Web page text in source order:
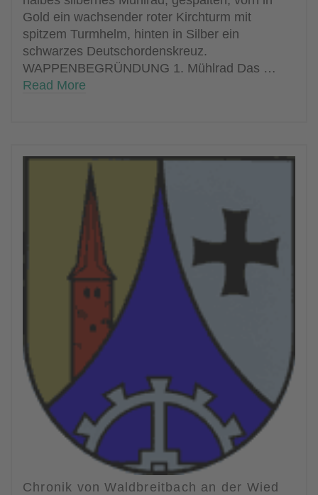
Gold ein wachsender roter Kirchturm mit
spitzem Turmhelm, hinten in Silber ein
schwarzes Deutschordenskreuz.
WAPPENBEGRÜNDUNG 1. Mühlrad Das …
Read More
Chronik von Waldbreitbach an der Wied